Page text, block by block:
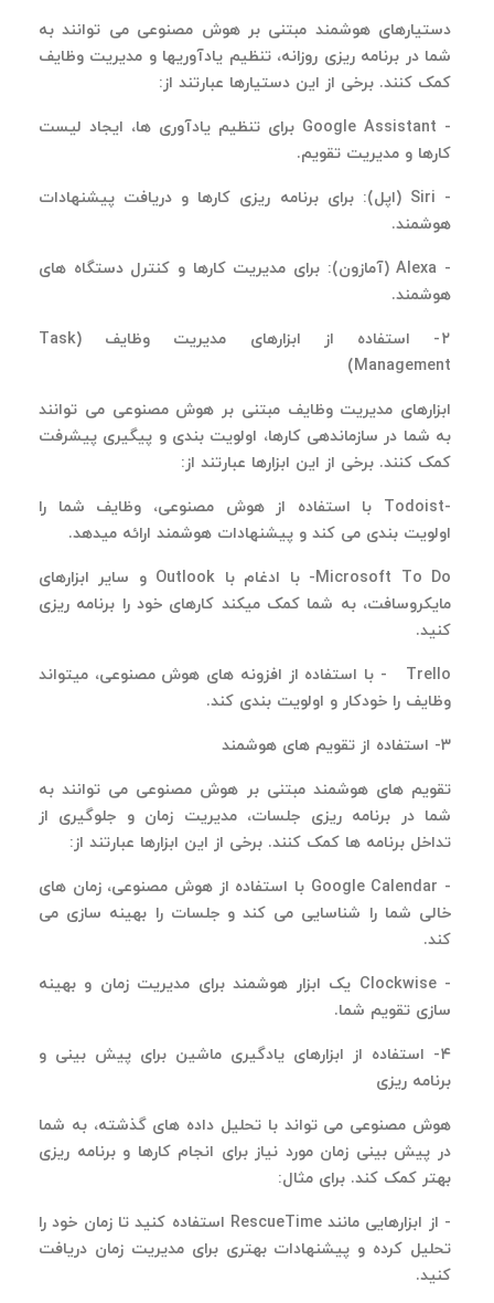
دستیارهای هوشمند مبتنی بر هوش مصنوعی می توانند به
شما در برنامه ریزی روزانه، تنظیم یادآوریها و مدیریت وظایف
کمک کنند. برخی از این دستیارها عبارتند از:
- Google Assistant
برای تنظیم یادآوری ها، ایجاد لیست
کارها و مدیریت تقویم.
- Siri
(اپل): برای برنامه ریزی کارها و دریافت پیشنهادات
هوشمند.
- Alexa
(آمازون): برای مدیریت کارها و کنترل دستگاه های
هوشمند.
۲- استفاده از ابزارهای مدیریت وظایف
(Task
Management)
ابزارهای مدیریت وظایف مبتنی بر هوش مصنوعی می توانند
به شما در سازماندهی کارها، اولویت بندی و پیگیری پیشرفت
کمک کنند. برخی از این ابزارها عبارتند از:
-Todoist
با استفاده از هوش مصنوعی، وظایف شما را
اولویت بندی می کند و پیشنهادات هوشمند ارائه میدهد.
Microsoft To Do- با ادغام با
و سایر ابزارهای
مایکروسافت، به شما کمک میکند کارهای خود را برنامه ریزی
کنید.
Trello
- با استفاده از افزونه های هوش مصنوعی، میتواند
وظایف را خودکار و اولویت بندی کند.
۳- استفاده از تقویم های هوشمند
تقویم های هوشمند مبتنی بر هوش مصنوعی می توانند به
شما در برنامه ریزی جلسات، مدیریت زمان و جلوگیری از
تداخل برنامه ها کمک کنند. برخی از این ابزارها عبارتند از:
- Google Calendar
با استفاده از هوش مصنوعی، زمان های
خالی شما را شناسایی می کند و جلسات را بهینه سازی می
کند.
- Clockwise
یک ابزار هوشمند برای مدیریت زمان و بهینه
سازی تقویم شما.
۴- استفاده از ابزارهای یادگیری ماشین برای پیش بینی و
برنامه ریزی
هوش مصنوعی می تواند با تحلیل داده های گذشته، به شما
در پیش بینی زمان مورد نیاز برای انجام کارها و برنامه ریزی
بهتر کمک کند. برای مثال:
- از ابزارهایی مانندRescueTime
استفاده کنید تا زمان خود را
تحلیل کرده و پیشنهادات بهتری برای مدیریت زمان دریافت
کنید.